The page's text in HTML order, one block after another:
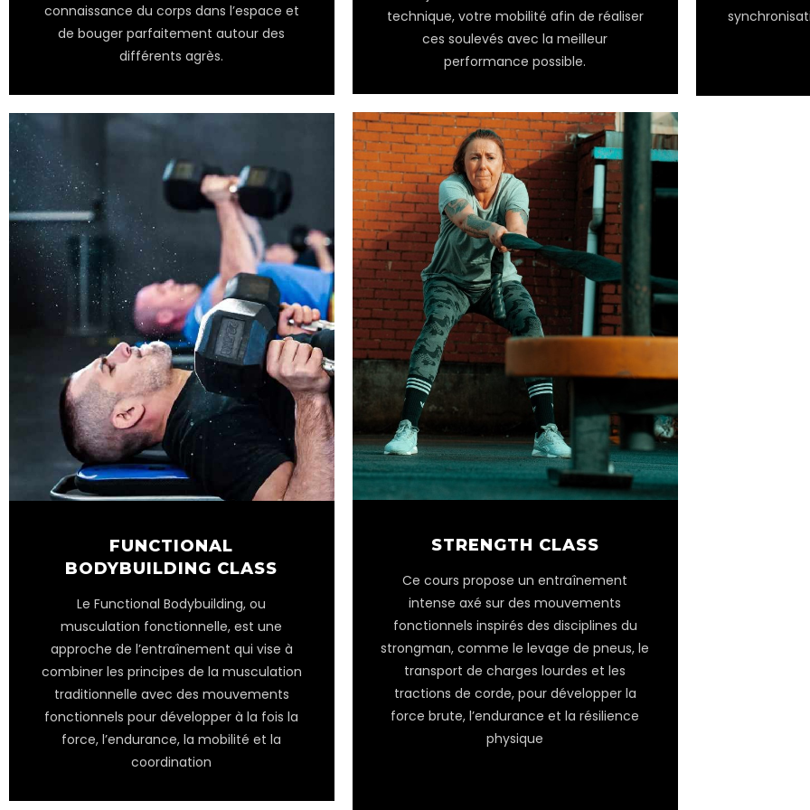
connaissance du corps dans l’espace et
de bouger parfaitement autour des
différents agrès.
FUNCTIONAL
BODYBUILDING CLASS
Le Functional Bodybuilding, ou
musculation fonctionnelle, est une
approche de l’entraînement qui vise à
combiner les principes de la musculation
traditionnelle avec des mouvements
fonctionnels pour développer à la fois la
force, l’endurance, la mobilité et la
coordination
technique, votre mobilité afin de réaliser
ces soulevés avec la meilleur
performance possible.
STRENGTH CLASS
Ce cours propose un entraînement
intense axé sur des mouvements
fonctionnels inspirés des disciplines du
strongman, comme le levage de pneus, le
transport de charges lourdes et les
tractions de corde, pour développer la
force brute, l’endurance et la résilience
physique